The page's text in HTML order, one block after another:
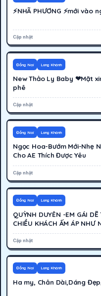
⚡NHÃ PHƯƠNG ⚡mới
Cập nhật
300K
Đồng Nai Long Khánh
New Thảo Ly Baby ❤Mặt
phê
Cập nhật
250K
Đồng Nai Long Khánh
Ngọc Hoa-Bướm Mới-Nhẹ
Cho AE Thích Được Yêu
Cập nhật
400K
Đồng Nai Long Khánh
QUỲNH DUYÊN -EM GÁI
CHIỀU KHÁCH ẤM ÁP NHƯ
Cập nhật
400K
Đồng Nai Long Khánh
Ha my, Chân Dài,Dáng